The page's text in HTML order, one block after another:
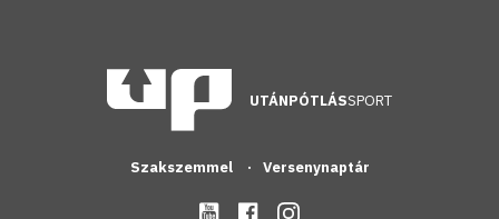
UTÁNPÓTLÁSSPORT
Szakszemmel Versenynaptár